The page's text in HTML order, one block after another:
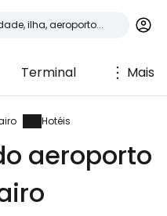
Terminal Mais
Hotéis
aeroporto
no
de viajantes